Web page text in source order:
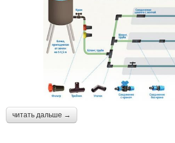
читать дальше →